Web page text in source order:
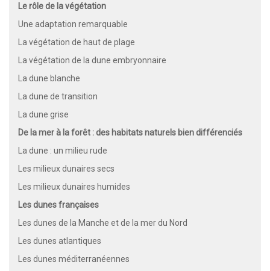
Le rôle de la végétation
Une adaptation remarquable
La végétation de haut de plage
La végétation de la dune embryonnaire
La dune blanche
La dune de transition
La dune grise
De la mer à la forêt : des habitats naturels bien différenciés
La dune : un milieu rude
Les milieux dunaires secs
Les milieux dunaires humides
Les dunes françaises
Les dunes de la Manche et de la mer du Nord
Les dunes atlantiques
Les dunes méditerranéennes